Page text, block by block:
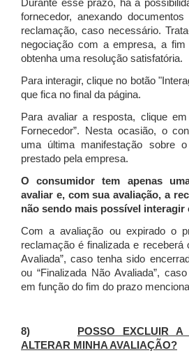
Durante esse prazo, há a
fornecedor, anexando
reclamação, caso necessário.
negociação com a empresa, a
obtenha uma resolução satisfatória.
Para interagir, clique no botão
que fica no final da página.
Para avaliar a resposta, clique
Fornecedor”. Nesta ocasião, o
uma última manifestação sobre o
prestado pela empresa.
O consumidor tem apenas
avaliar e, com sua avaliação, a
não sendo mais possível interagir
Com a avaliação ou expirado o
reclamação é finalizada e receberá
Avaliada”, caso tenha sido
ou “Finalizada Não Avaliada”,
em função do fim do prazo
8)
POSSO EXCLUIR
ALTERAR MINHA AVALIAÇÃO?